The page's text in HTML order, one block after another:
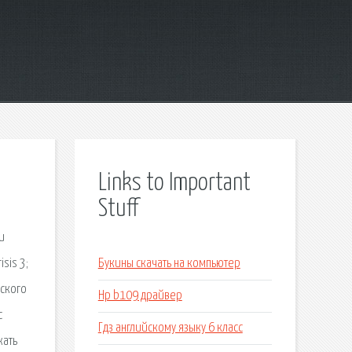
3;
Links to Important
Stuff
Букины скачать на компьютер
Hp b109 драйвер
Гдз английскому языку 6 класс